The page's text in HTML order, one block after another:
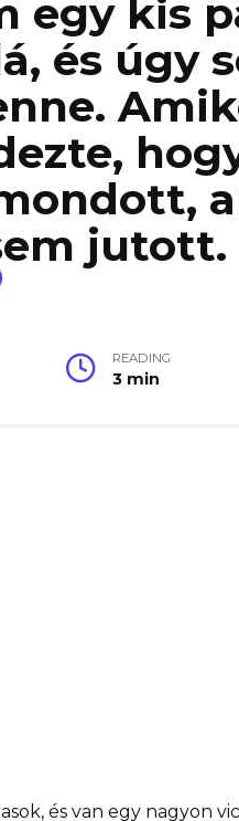
egy kis
és úgy
jutott.
READING
3 min
és van egy nagyon